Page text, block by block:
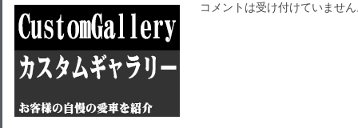
コメントは受け付けていませ